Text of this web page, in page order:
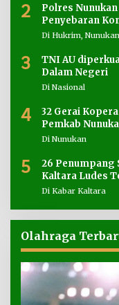
2
Polres
Penyebaran
Di Hukrim, Nunukan
3
TNI AU
Dalam Negeri
Di Nasional
4
32 Gerai
Pemkab
Di Nunukan
5
26 Penumpang
Kaltara Ludes
Di Kabar Kaltara
Olahraga